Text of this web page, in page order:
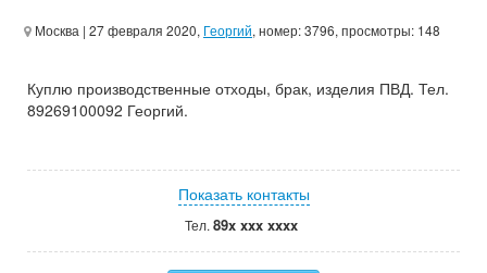
Москва | 27 февраля 2020, Георгий, номер: 3796, просмотры: 148
Куплю производственные отходы, брак, изделия ПВД. Тел.
89269100092 Георгий.
Показать контакты
Тел. 89x xxx xxxx